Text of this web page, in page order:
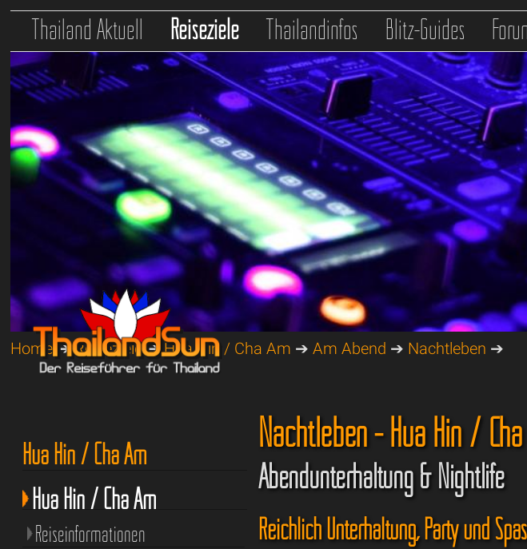
Thailand Aktuell Reiseziele Thailandinfos Blitz-Guides
Home➔Reiseziele➔Hua Hin / Cha Am ➔Am Abend ➔ Nachtleben ➔
Nachtleben - Hua Hin /
Abendunterhaltung & Nightlife
Reichlich Unterhaltung, Party und
Hua Hin / Cha Am
Hua Hin / Cha Am
Reiseinformationen